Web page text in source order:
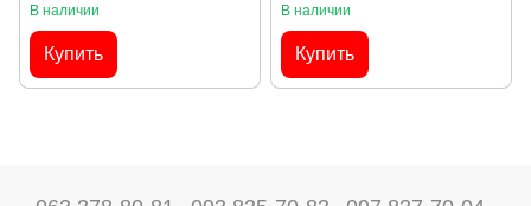
В наличии
Купить
В наличии
Купить